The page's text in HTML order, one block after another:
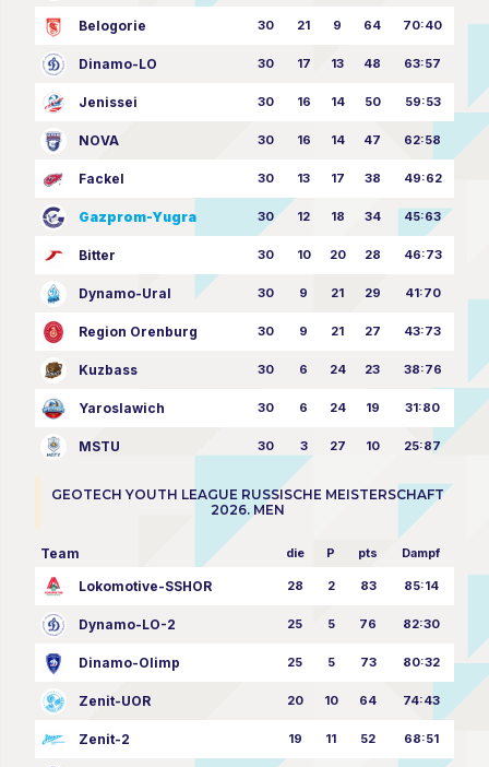
Belogorie 30 21 9 64 70:40
Dinamo-LO 30 17 13 48 63:57
Jenissei 30 16 14 50 59:53
NOVA 30 16 14 47 62:58
Fackel 30 13 17 38 49:62
Gazprom-Yugra 30 12 18 34 45:63
Bitter 30 10 20 28 46:73
Dynamo-Ural 30 9 21 29 41:70
Region Orenburg 30 9 21 27 43:73
Kuzbass 30 6 24 23 38:76
Yaroslawich 30 6 24 19 31:80
MSTU 30 3 27 10 25:87
GEOTECH YOUTH LEAGUE RUSSISCHE MEISTERSCHAFT
2026. MEN
Team die P pts Dampf
Lokomotive-SSHOR 28 2 83 85:14
Dynamo-LO-2 25 5 76 82:30
Dinamo-Olimp 25 5 73 80:32
Zenit-UOR 20 10 64 74:43
Zenit-2 19 11 52 68:51